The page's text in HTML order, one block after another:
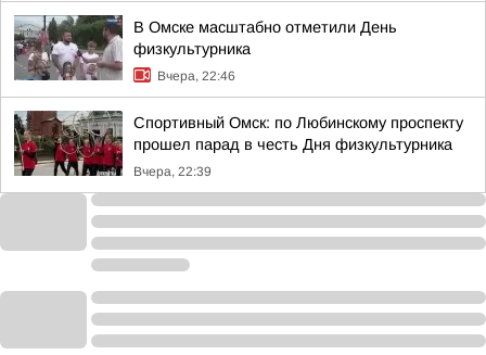
В Омске масштабно отметили День
физкультурника
Вчера, 22:46
Спортивный Омск: по Любинскому проспекту
прошел парад в честь Дня физкультурника
Вчера, 22:39